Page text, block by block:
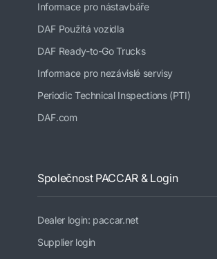
Informace pro nástavbáře
DAF Použitá vozidla
DAF Ready-to-Go Trucks
Informace pro nezávislé servisy
Periodic Technical Inspections (PTI)
DAF.com
Společnost PACCAR & Login
Dealer login: paccar.net
Supplier login